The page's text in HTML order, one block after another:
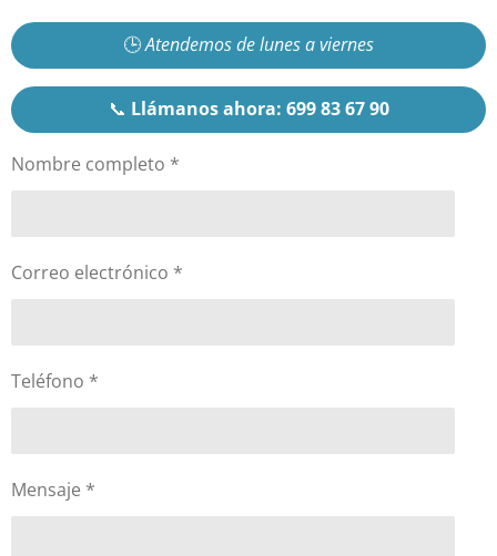
🕒Atendemos de lunes a viernes
📞 Llámanos ahora: 699 83 67 90
Nombre completo *
Correo electrónico *
Teléfono *
Mensaje *